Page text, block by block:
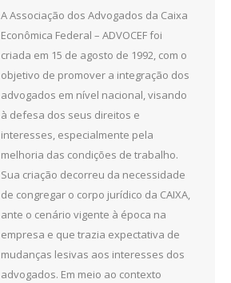
A Associação dos Advogados da Caixa
Econômica Federal – ADVOCEF foi
criada em 15 de agosto de 1992, com o
objetivo de promover a integração dos
advogados em nível nacional, visando
à defesa dos seus direitos e
interesses, especialmente pela
melhoria das condições de trabalho.
Sua criação decorreu da necessidade
de congregar o corpo jurídico da CAIXA,
ante o cenário vigente à época na
empresa e que trazia expectativa de
mudanças lesivas aos interesses dos
advogados. Em meio ao contexto